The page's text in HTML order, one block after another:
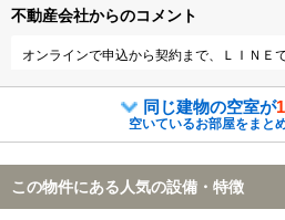
不動産会社からのコメント
オンラインで申込から契約まで、ＬＩＮＥ
同じ建物の空室が
空いているお部屋をまと
この物件にある人気の設備・特徴